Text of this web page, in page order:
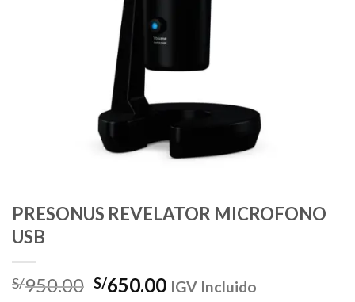
PRESONUS REVELATOR MICROFONO
USB
S/950.00 El
S/650.00El
IGV Incluido